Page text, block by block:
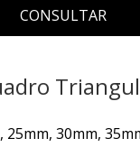
CONSULTAR
25mm, 30mm,